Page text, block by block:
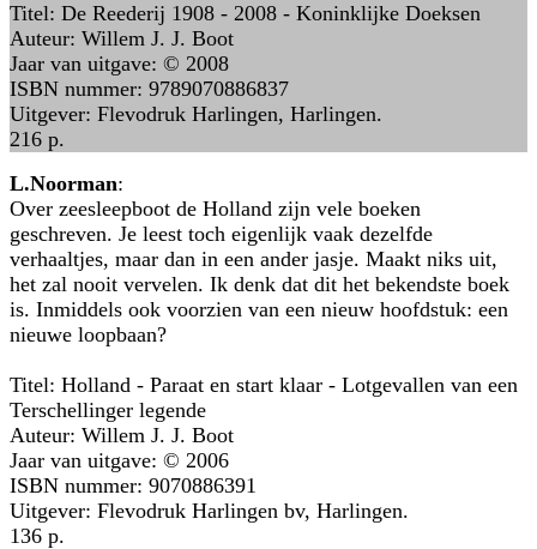
Titel: De Reederij 1908 - 2008 - Koninklijke Doeksen
Auteur: Willem J. J. Boot
Jaar van uitgave: © 2008
ISBN nummer: 9789070886837
Uitgever: Flevodruk Harlingen, Harlingen.
216 p.
L.Noorman:
Over zeesleepboot de Holland zijn vele boeken
geschreven. Je leest toch eigenlijk vaak dezelfde
verhaaltjes, maar dan in een ander jasje. Maakt niks uit,
het zal nooit vervelen. Ik denk dat dit het bekendste boek
is. Inmiddels ook voorzien van een nieuw hoofdstuk: een
nieuwe loopbaan?
Titel: Holland - Paraat en start klaar - Lotgevallen van een
Terschellinger legende
Auteur: Willem J. J. Boot
Jaar van uitgave: © 2006
ISBN nummer: 9070886391
Uitgever: Flevodruk Harlingen bv, Harlingen.
136 p.